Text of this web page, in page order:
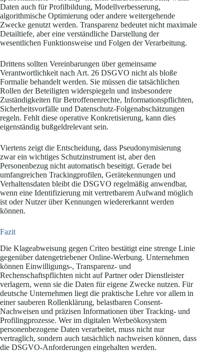
Daten auch für Profilbildung, Modellverbesserung,
algorithmische Optimierung oder andere weitergehende
Zwecke genutzt werden. Transparenz bedeutet nicht maximale
Detailtiefe, aber eine verständliche Darstellung der
wesentlichen Funktionsweise und Folgen der Verarbeitung.
Drittens sollten Vereinbarungen über gemeinsame
Verantwortlichkeit nach Art. 26 DSGVO nicht als bloße
Formalie behandelt werden. Sie müssen die tatsächlichen
Rollen der Beteiligten widerspiegeln und insbesondere
Zuständigkeiten für Betroffenenrechte, Informationspflichten,
Sicherheitsvorfälle und Datenschutz-Folgenabschätzungen
regeln. Fehlt diese operative Konkretisierung, kann dies
eigenständig bußgeldrelevant sein.
Viertens zeigt die Entscheidung, dass Pseudonymisierung
zwar ein wichtiges Schutzinstrument ist, aber den
Personenbezug nicht automatisch beseitigt. Gerade bei
umfangreichen Trackingprofilen, Gerätekennungen und
Verhaltensdaten bleibt die DSGVO regelmäßig anwendbar,
wenn eine Identifizierung mit vertretbarem Aufwand möglich
ist oder Nutzer über Kennungen wiedererkannt werden
können.
Fazit
Die Klageabweisung gegen Criteo bestätigt eine strenge Linie
gegenüber datengetriebener Online-Werbung. Unternehmen
können Einwilligungs-, Transparenz- und
Rechenschaftspflichten nicht auf Partner oder Dienstleister
verlagern, wenn sie die Daten für eigene Zwecke nutzen. Für
deutsche Unternehmen liegt die praktische Lehre vor allem in
einer sauberen Rollenklärung, belastbaren Consent-
Nachweisen und präzisen Informationen über Tracking- und
Profilingprozesse. Wer im digitalen Werbeökosystem
personenbezogene Daten verarbeitet, muss nicht nur
vertraglich, sondern auch tatsächlich nachweisen können, dass
die DSGVO-Anforderungen eingehalten werden.